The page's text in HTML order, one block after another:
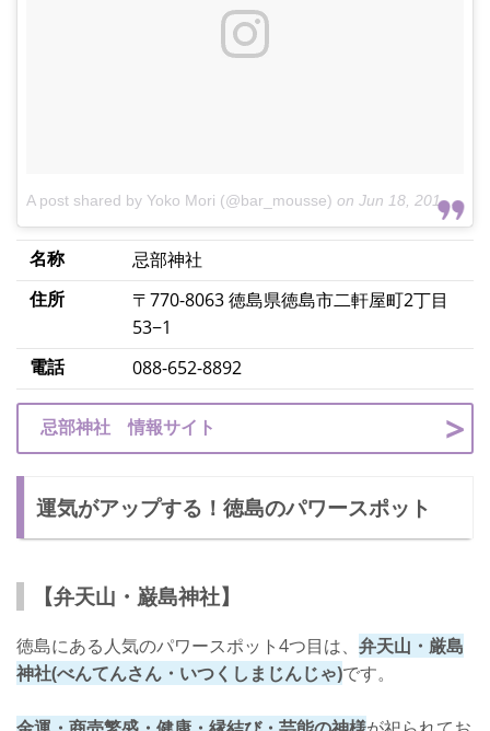
A post shared by Yoko Mori (@bar_mousse) on Jun 18, 2018 at 6:33pm PDT
名称
忌部神社
住所
〒770-8063 徳島県徳島市二軒屋町2丁目
53−1
電話
088-652-8892
忌部神社 情報サイト
運気がアップする！徳島のパワースポット
【弁天山・巌島神社】
徳島にある人気のパワースポット4つ目は、 弁天山・厳島
神社(べんてんさん・いつくしまじんじゃ)です。